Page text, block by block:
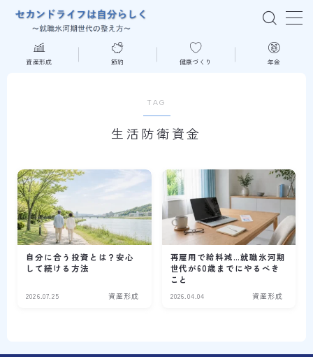
MENU
節約
健康づくり
年金
資産形成 節約 健康づくり 年金
TAG
生活防衛資金
自分に合う投資とは？安心
して続ける方法
2026.07.25 資産形成
再雇用で給料減…就職氷河期
世代が60歳までにやるべき
こと
2026.04.04 資産形成